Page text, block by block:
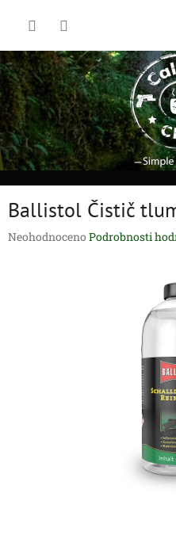
Ballistol Čistič
Průměrné
Neohodnoceno Podrobnosti